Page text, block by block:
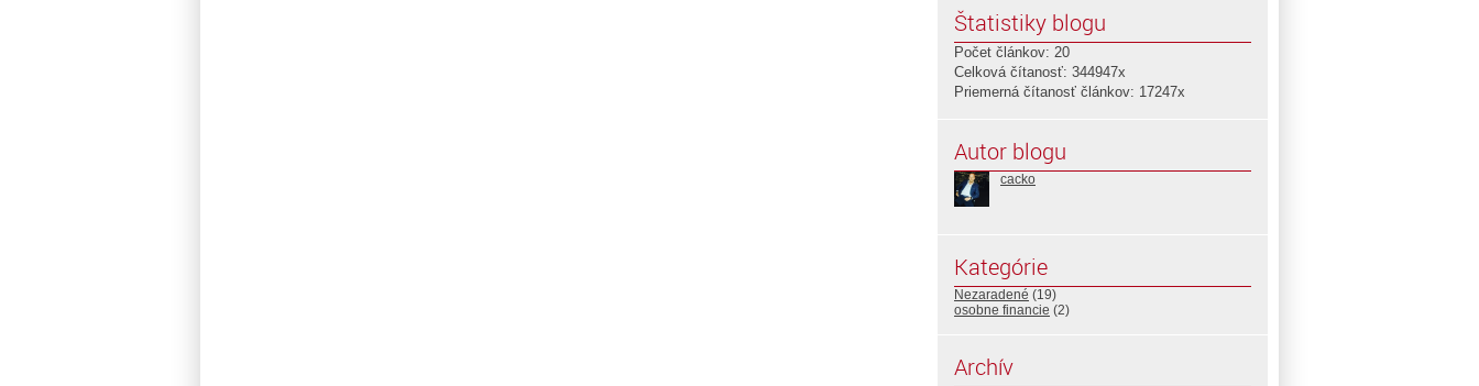
Štatistiky blogu
Počet článkov: 20
Celková čítanosť: 344947x
Priemerná čítanosť článkov: 17247x
Autor blogu
cacko
Kategórie
Nezaradené (19)
osobne financie (2)
Archív